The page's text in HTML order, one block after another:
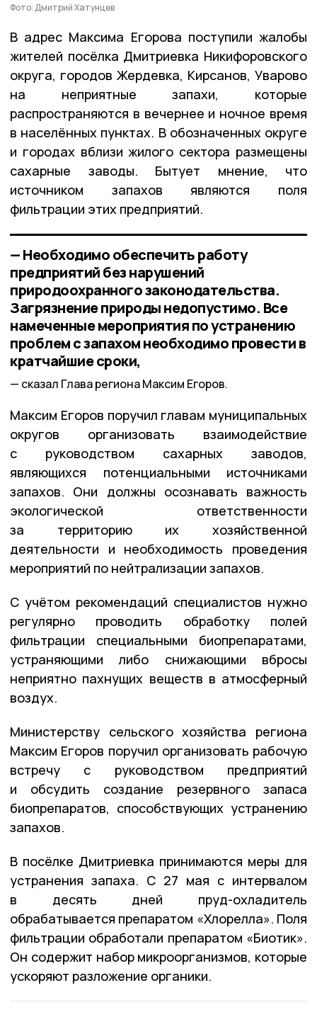
Фото: Дмитрий Хатунцев
В адрес Максима Егорова поступили жалобы
жителей посёлка Дмитриевка Никифоровского
округа, городов Жердевка, Кирсанов, Уварово
на неприятные запахи, которые
распространяются в вечернее и ночное время
в населённых пунктах. В обозначенных округе
и городах вблизи жилого сектора размещены
сахарные заводы. Бытует мнение, что
источником запахов являются поля
фильтрации этих предприятий.
— Необходимо обеспечить работу
предприятий без нарушений
природоохранного законодательства.
Загрязнение природы недопустимо. Все
намеченные мероприятия по устранению
проблем с запахом необходимо провести в
кратчайшие сроки,
сказал Глава региона Максим Егоров.
Максим Егоров поручил главам муниципальных
округов организовать взаимодействие
с руководством сахарных заводов,
являющихся потенциальными источниками
запахов. Они должны осознавать важность
экологической ответственности
за территорию их хозяйственной
деятельности и необходимость проведения
мероприятий по нейтрализации запахов.
С учётом рекомендаций специалистов нужно
регулярно проводить обработку полей
фильтрации специальными биопрепаратами,
устраняющими либо снижающими вбросы
неприятно пахнущих веществ в атмосферный
воздух.
Министерству сельского хозяйства региона
Максим Егоров поручил организовать рабочую
встречу с руководством предприятий
и обсудить создание резервного запаса
биопрепаратов, способствующих устранению
запахов.
В посёлке Дмитриевка принимаются меры для
устранения запаха. С 27 мая с интервалом
в десять дней пруд-охладитель
обрабатывается препаратом «Хлорелла». Поля
фильтрации обработали препаратом «Биотик».
Он содержит набор микроорганизмов, которые
ускоряют разложение органики.